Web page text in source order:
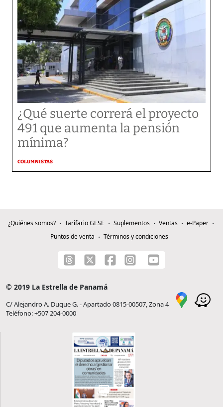
¿Qué suerte correrá el proyecto
491 que aumenta la pensión
mínima?
COLUMNISTAS
¿Quiénes somos? Tarifario GESE Suplementos Ventas
e-Paper
Puntos de venta
Términos y condiciones
© 2019 La Estrella de Panamá
C/ Alejandro A. Duque G. - Apartado 0815-00507, Zona 4
Teléfono: +507 204-0000